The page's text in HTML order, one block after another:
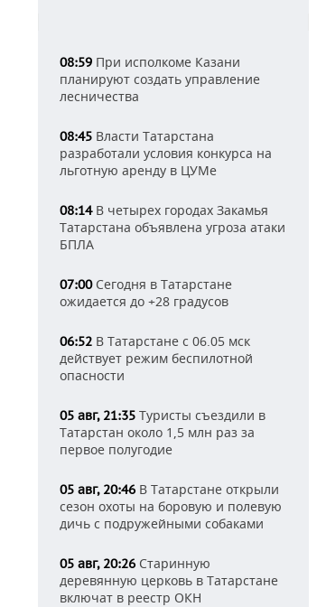
08:59 При исполкоме Казани
планируют создать управление
лесничества
08:45 Власти Татарстана
разработали условия конкурса на
льготную аренду в ЦУМе
08:14В четырех городах Закамья
Татарстана объявлена угроза атаки
БПЛА
07:00Сегодня в Татарстане
ожидается до +28 градусов
06:52 В Татарстане с 06.05 мск
действует режим беспилотной
опасности
05 авг, 21:35 Туристы съездили в
Татарстан около 1,5 млн раз за
первое полугодие
05 авг, 20:46 В Татарстане открыли
сезон охоты на боровую и полевую
дичь с подружейными собаками
05 авг, 20:26 Старинную
деревянную церковь в Татарстане
включат в реестр ОКН